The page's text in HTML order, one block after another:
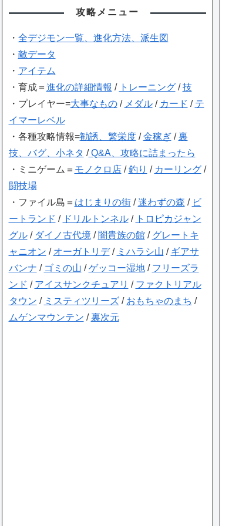
攻略メニュー
・ 全デジモン一覧、進化方法、派生図
・ 敵データ
・ アイテム
・育成＝ 進化の詳細情報 / トレーニング/技
・プレイヤー=大事なもの/ メダル/ カード / テ
イマーレベル
・各種攻略情報=勧誘、繁栄度/金稼ぎ/裏
技、バグ、小ネタ /Q&A、攻略に詰まったら
・ミニゲーム＝ モノクロ店/釣り / カーリング/
闘技場
・ファイル島＝ はじまりの街/迷わずの森 / ビ
ートランド / ドリルトンネル/ トロピカジャン
グル/ ダイノ古代境 / 闇貴族の館/ グレートキ
ャニオン / オーガトリデ/ ミハラシ山 / ギアサ
バンナ / ゴミの山 /ゲッコー湿地/ フリーズラ
ンド / アイスサンクチュアリ / ファクトリアル
タウン / ミスティツリーズ/ おもちゃのまち /
ムゲンマウンテン /裏次元